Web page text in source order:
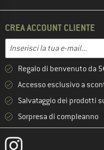
CREA ACCOUNT CLIENTE
Indirizzo e-mail
Inserisci qui il tuo indirizzo
Regalo di benvenuto da
Accesso esclusivo a
Salvataggio dei prodotti
Sorpresa di compleanno